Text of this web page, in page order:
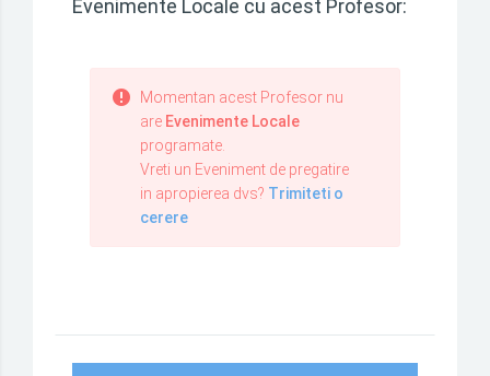
Evenimente Locale cu acest Profesor:
Momentan acest Profesor nu
are Evenimente Locale
programate.
Vreti un Eveniment de pregatire
in apropierea dvs? Trimiteti o
cerere